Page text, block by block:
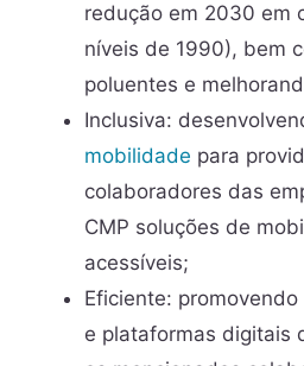
redução em 2030 em
níveis de 1990), bem
poluentes e
Inclusiva:
mobilidade para
colaboradores das
CMP soluções de
acessíveis;
Eficiente:
e plataformas digitais